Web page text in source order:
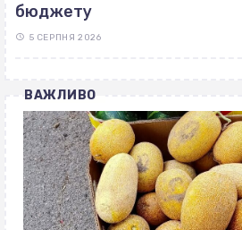
бюджету
5 СЕРПНЯ 2026
ВАЖЛИВО